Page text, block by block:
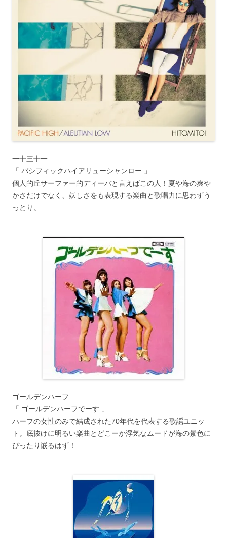
一十三十一
「 パシフィックハイアリューシャンロー 」
個人的丘サーファー的ディーバと言えばこの人！夏や海の爽や
かさだけでなく、妖しさをも表現する楽曲と歌唱力に思わずう
っとり。
ゴールデンハーフ
「 ゴールデンハーフでーす 」
ハーフの女性のみで結成された70年代を代表する歌謡ユニッ
ト。底抜けに明るい楽曲とどこーか浮気なムードが海の景色に
ぴったり嵌るはず！